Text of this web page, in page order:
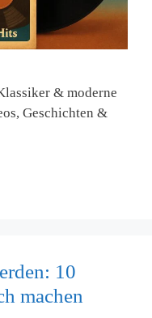
& moderne
Geschichten &
10
machen